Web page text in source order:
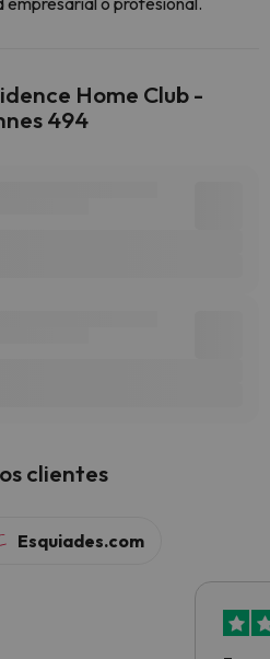
Home Club -
494
clientes
Esquiades.com